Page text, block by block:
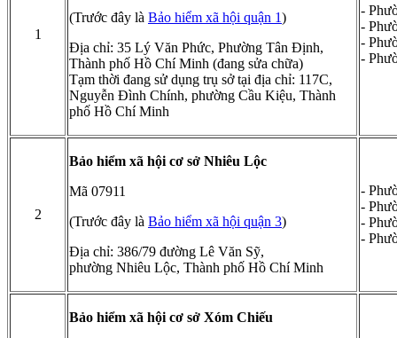
1
(Trước đây là Bảo hiểm xã hội quận 1)
Địa chỉ: 35 Lý Văn Phức, Phường Tân Định,
Thành phố Hồ Chí Minh (đang sửa chữa)
Tạm thời đang sử dụng trụ sở tại địa chỉ: 117C,
Nguyễn Đình Chính, phường Cầu Kiệu, Thành
phố Hồ Chí Minh
-
-
-
-
2
Bảo hiểm xã hội cơ sở Nhiêu Lộc
Mã 07911
(Trước đây là Bảo hiểm xã hội quận 3)
Địa chỉ: 386/79 đường Lê Văn Sỹ,
phường Nhiêu Lộc, Thành phố Hồ Chí Minh
-
-
-
-
Bảo hiểm xã hội cơ sở Xóm Chiếu